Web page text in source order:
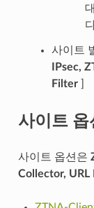
사이트
IPsec,
Filter]
사이트 옵
사이트 옵션은
Collector, URL